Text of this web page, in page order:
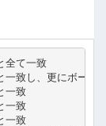
全て一致
一致し、更にボーナ
一致
一致
一致